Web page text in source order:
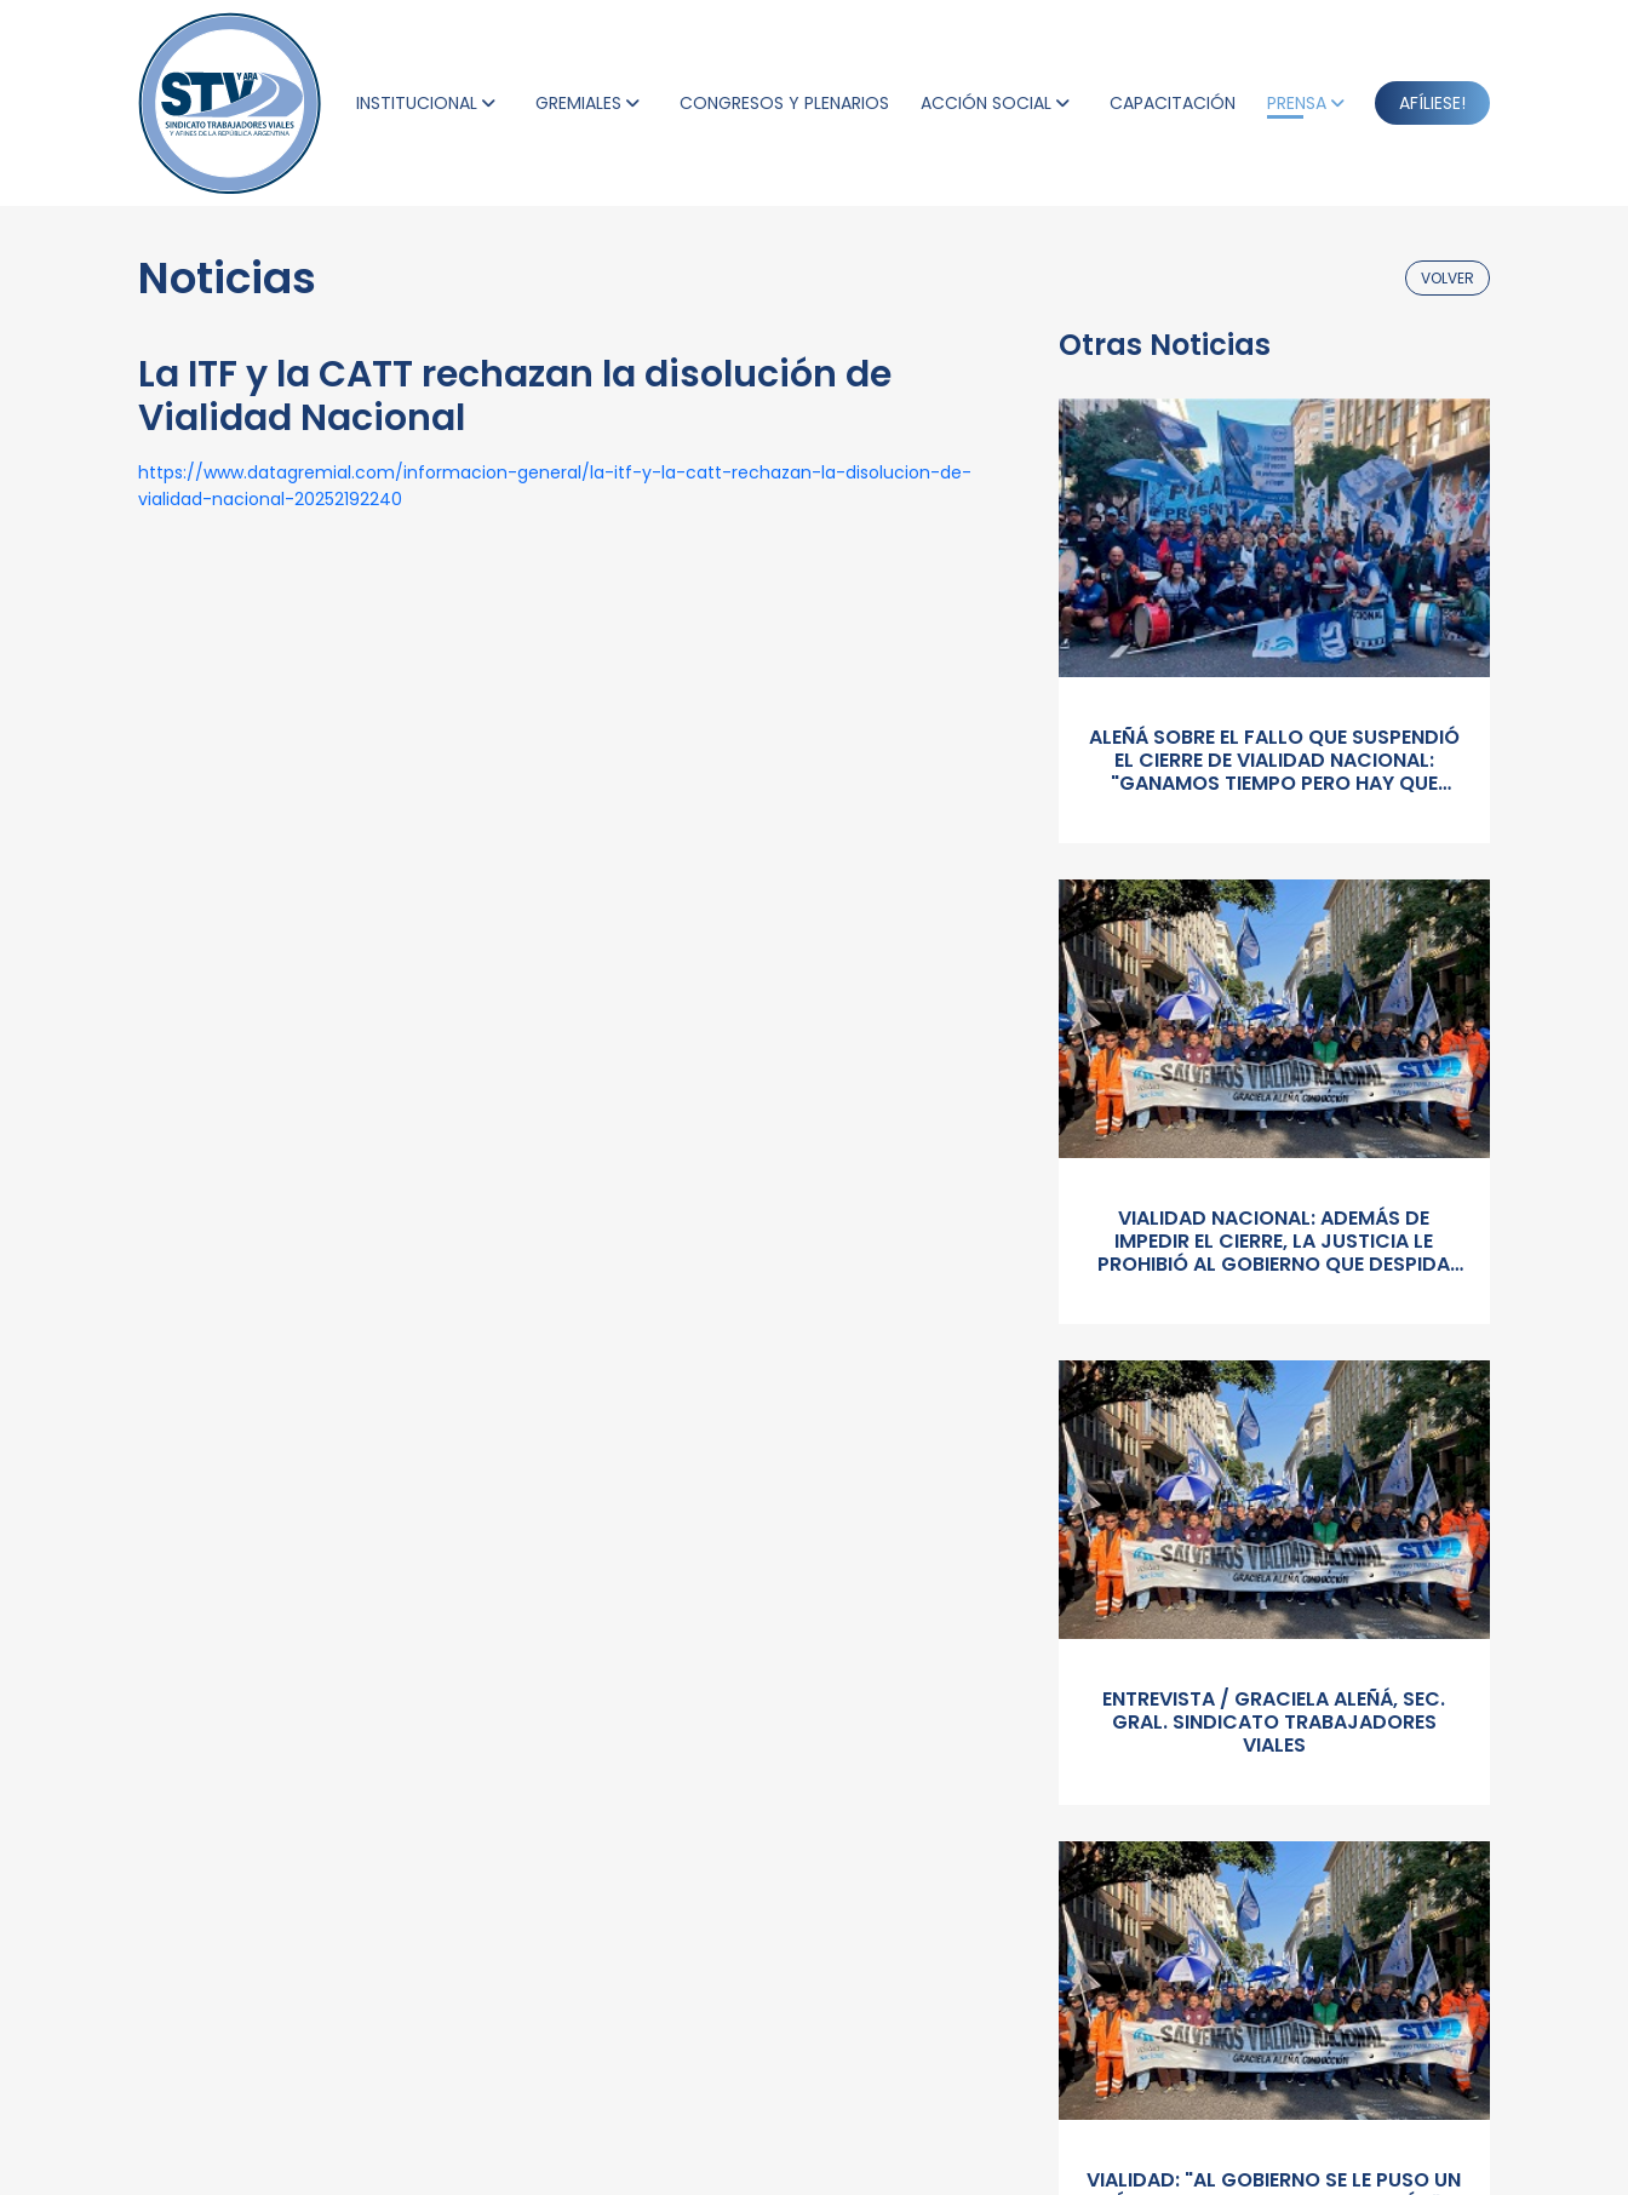
INSTITUCIONAL GREMIALES CONGRESOS Y PLENARIOS ACCIÓN SOCIAL CAPACITACIÓN PRENSA AFÍLIESE!
Noticias VOLVER
La ITF y la CATT rechazan la disolución de
Vialidad Nacional
https://www.datagremial.com/informacion-general/la-itf-y-la-catt-rechazan-la-disolucion-de-
vialidad-nacional-20252192240
Otras Noticias
ALEÑÁ SOBRE EL FALLO QUE SUSPENDIÓ
EL CIERRE DE VIALIDAD NACIONAL:
"GANAMOS TIEMPO PERO HAY QUE
VIALIDAD NACIONAL: ADEMÁS DE
IMPEDIR EL CIERRE, LA JUSTICIA LE
PROHIBIÓ AL GOBIERNO QUE DESPIDA
ENTREVISTA / GRACIELA ALEÑÁ, SEC.
GRAL. SINDICATO TRABAJADORES
VIALES
VIALIDAD: "AL GOBIERNO SE LE PUSO UN